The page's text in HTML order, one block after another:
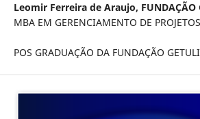
Leomir Ferreira de Araujo, FUNDAÇÃO
MBA EM GERENCIAMENTO DE PROJETOS
POS GRADUAÇÃO DA FUNDAÇÃO